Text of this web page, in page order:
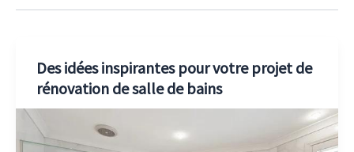
Des idées inspirantes pour votre projet de
rénovation de salle de bains